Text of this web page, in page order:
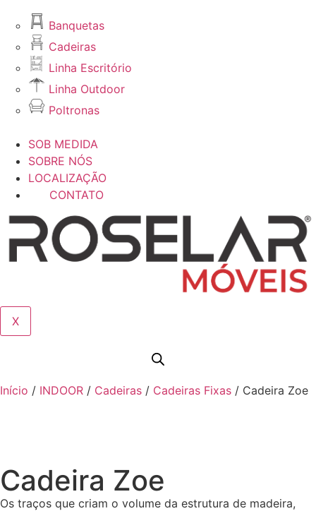
Banquetas
Cadeiras
Linha Escritório
Linha Outdoor
Poltronas
SOB MEDIDA
SOBRE NÓS
LOCALIZAÇÃO
CONTATO
X
Início / INDOOR / Cadeiras / Cadeiras Fixas / Cadeira Zoe
Cadeira Zoe
Os traços que criam o volume da estrutura de madeira,